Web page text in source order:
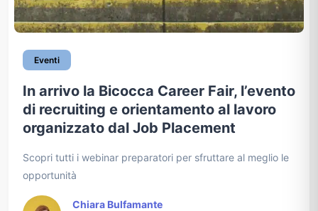
Eventi
In arrivo la Bicocca Career Fair, l’evento
di recruiting e orientamento al lavoro
organizzato dal Job Placement
Scopri tutti i webinar preparatori per sfruttare al meglio le
opportunità
Chiara Bulfamante